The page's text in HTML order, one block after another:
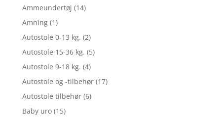
Ammeundertøj (14)
Amning (1)
Autostole 0-13 kg. (2)
Autostole 15-36 kg. (5)
Autostole 9-18 kg. (4)
Autostole og -tilbehør (17)
Autostole tilbehør (6)
Baby uro (15)